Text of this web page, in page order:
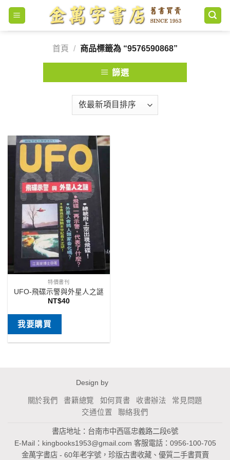
Skip
content
首頁
/ 商品標籤為 “9576590868”
篩選
特價書刊
UFO-飛碟示警與外星人之謎
NT$40
我要購買
Design by
關於我們 書籍總覽 如何買書 收書辦法
常見問題
交通位置
聯絡我們
書店地址：台南市中西區忠義路二段6號
E-Mail： kingbooks1953@gmail.com 客服電話：0956-100-705
金萬字書店 - 60年老字號，珍版古書收藏、優質二手書買賣